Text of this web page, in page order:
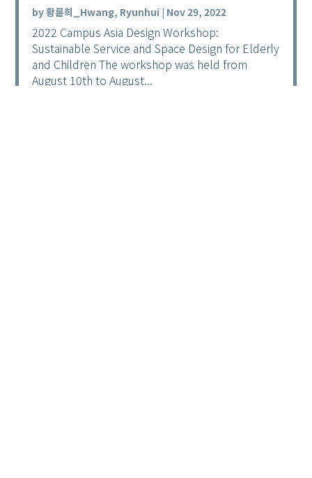
by황륜희_Hwang, Ryunhui | Nov 29, 2022
2022 Campus Asia Design Workshop:
Sustainable Service and Space Design for Elderly
and Children The workshop was held from
August 10th to August...